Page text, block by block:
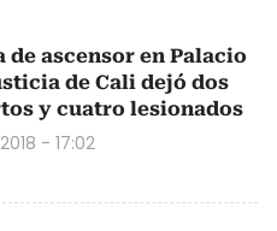
de ascensor en Palacio
de Cali dejó dos
y cuatro lesionados
- 17:02